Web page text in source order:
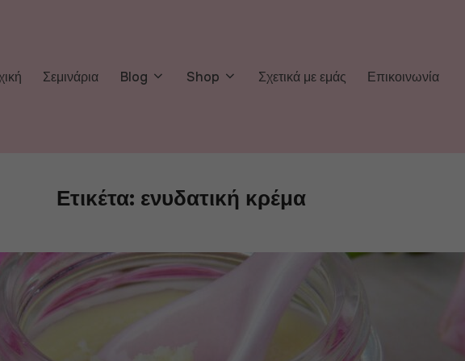
Σεμινάρια Blog Shop Σχετικά με εμάς Επικοινωνία
Ετικέτα: ενυδατική κρέμα